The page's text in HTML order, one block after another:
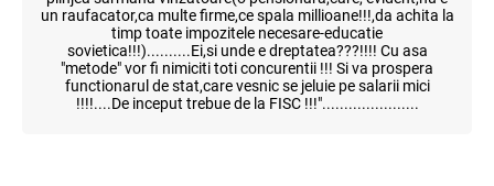
un raufacator,ca multe firme,ce spala millioane!!!,da achita la
timp toate impozitele necesare-educatie
sovietica!!!)..........Ei,si unde e dreptatea???!!!! Cu asa
"metode" vor fi nimiciti toti concurentii !!! Si va prospera
functionarul de stat,care vesnic se jeluie pe salarii mici
!!!!....De inceput trebue de la FISC !!!"......................